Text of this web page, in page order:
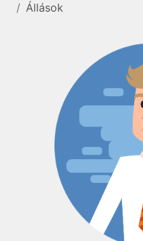
Állások